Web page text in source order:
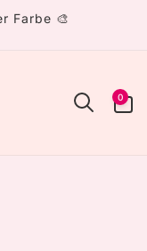
Farbe 🎨
0
Artikel